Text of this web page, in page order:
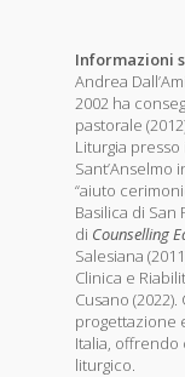
Informazioni
Andrea
2002 ha
pastorale
Liturgia
Sant’Anselmo
“aiuto
Basilica di
di Counselling
Salesiana
Clinica e
Cusano
progettazione
Italia, offrendo
liturgico.